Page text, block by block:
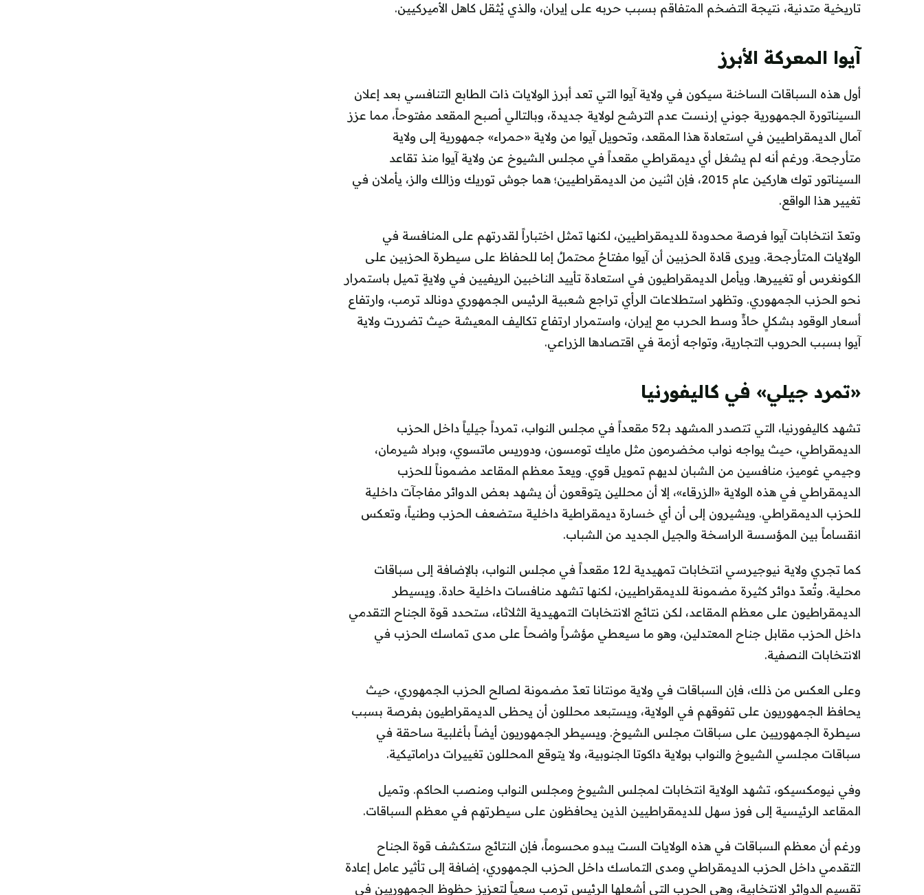
تاريخية متدنية، نتيجة التضخم المتفاقم بسبب حربه على إيران، والذي يُثقل كاهل الأميركيين.
آيوا المعركة الأبرز
أول هذه السباقات الساخنة سيكون في ولاية آيوا التي تعد أبرز الولايات ذات الطابع التنافسي بعد إعلان
السيناتورة الجمهورية جوني إرنست عدم الترشح لولاية جديدة، وبالتالي أصبح المقعد مفتوحاً، مما عزز
آمال الديمقراطيين في استعادة هذا المقعد، وتحويل آيوا من ولاية «حمراء» جمهورية إلى ولاية
متأرجحة. ورغم أنه لم يشغل أي ديمقراطي مقعداً في مجلس الشيوخ عن ولاية آيوا منذ تقاعد
السيناتور توك هاركين عام 2015، فإن اثنين من الديمقراطيين؛ هما جوش توريك وزالك والز، يأملان في
تغيير هذا الواقع.
وتعدّ انتخابات آيوا فرصة محدودة للديمقراطيين، لكنها تمثل اختباراً لقدرتهم على المنافسة في
الولايات المتأرجحة. ويرى قادة الحزبين أن آيوا مفتاحٌ محتملٌ إما للحفاظ على سيطرة الحزبين على
الكونغرس أو تغييرها. ويأمل الديمقراطيون في استعادة تأييد الناخبين الريفيين في ولايةٍ تميل باستمرار
نحو الحزب الجمهوري. وتظهر استطلاعات الرأي تراجع شعبية الرئيس الجمهوري دونالد ترمب، وارتفاع
أسعار الوقود بشكلٍ حادٍّ وسط الحرب مع إيران، واستمرار ارتفاع تكاليف المعيشة حيث تضررت ولاية
آيوا بسبب الحروب التجارية، وتواجه أزمة في اقتصادها الزراعي.
«تمرد جيلي» في كاليفورنيا
تشهد كاليفورنيا، التي تتصدر المشهد بـ52 مقعداً في مجلس النواب، تمرداً جيلياً داخل الحزب
الديمقراطي، حيث يواجه نواب مخضرمون مثل مايك تومسون، ودوريس ماتسوي، وبراد شيرمان،
وجيمي غوميز، منافسين من الشبان لديهم تمويل قوي. ويعدّ معظم المقاعد مضموناً للحزب
الديمقراطي في هذه الولاية «الزرقاء»، إلا أن محللين يتوقعون أن يشهد بعض الدوائر مفاجآت داخلية
للحزب الديمقراطي. ويشيرون إلى أن أي خسارة ديمقراطية داخلية ستضعف الحزب وطنياً، وتعكس
انقساماً بين المؤسسة الراسخة والجيل الجديد من الشباب.
كما تجري ولاية نيوجيرسي انتخابات تمهيدية لـ12 مقعداً في مجلس النواب، بالإضافة إلى سباقات
محلية. وتُعدّ دوائر كثيرة مضمونة للديمقراطيين، لكنها تشهد منافسات داخلية حادة. ويسيطر
الديمقراطيون على معظم المقاعد، لكن نتائج الانتخابات التمهيدية الثلاثاء، ستحدد قوة الجناح التقدمي
داخل الحزب مقابل جناح المعتدلين، وهو ما سيعطي مؤشراً واضحاً على مدى تماسك الحزب في
الانتخابات النصفية.
وعلى العكس من ذلك، فإن السباقات في ولاية مونتانا تعدّ مضمونة لصالح الحزب الجمهوري، حيث
يحافظ الجمهوريون على تفوقهم في الولاية، ويستبعد محللون أن يحظى الديمقراطيون بفرصة بسبب
سيطرة الجمهوريين على سباقات مجلس الشيوخ. ويسيطر الجمهوريون أيضاً بأغلبية ساحقة في
سباقات مجلسي الشيوخ والنواب بولاية داكوتا الجنوبية، ولا يتوقع المحللون تغييرات دراماتيكية.
وفي نيومكسيكو، تشهد الولاية انتخابات لمجلس الشيوخ ومجلس النواب ومنصب الحاكم. وتميل
المقاعد الرئيسية إلى فوز سهل للديمقراطيين الذين يحافظون على سيطرتهم في معظم السباقات.
ورغم أن معظم السباقات في هذه الولايات الست يبدو محسوماً، فإن النتائج ستكشف قوة الجناح
التقدمي داخل الحزب الديمقراطي ومدى التماسك داخل الحزب الجمهوري، إضافة إلى تأثير عامل إعادة
تقسيم الدوائر الانتخابية، وهي الحرب التي أشعلها الرئيس ترمب سعياً لتعزيز حظوظ الجمهوريين في